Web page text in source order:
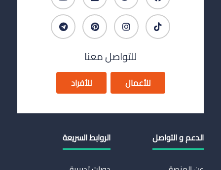
للتواصل معنا
للأعمال للأفراد
الدعم و التواصل الروابط السريعة